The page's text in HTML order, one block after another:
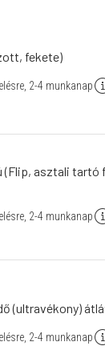
fekete)
2-4 munkanap
(Flip, asztali tartó
2-4 munkanap
(ultravékony)
2-4 munkanap